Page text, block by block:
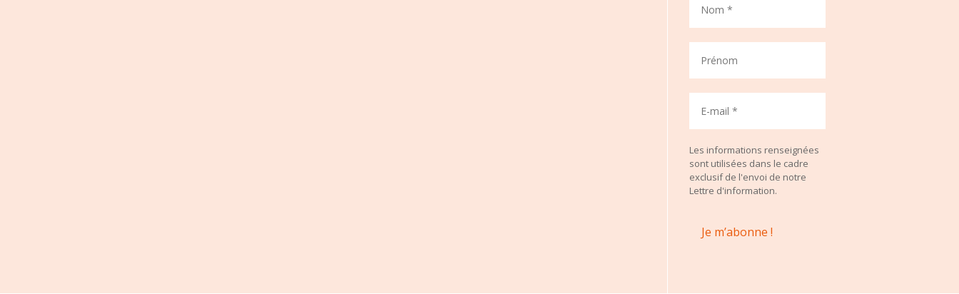
Les informations renseignées
sont utilisées dans le cadre
exclusif de l'envoi de notre
Lettre d'information.